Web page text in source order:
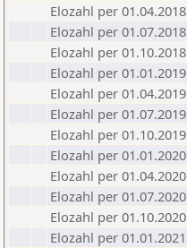
Elozahl per 01.04.2018
Elozahl per 01.07.2018
Elozahl per 01.10.2018
Elozahl per 01.01.2019
Elozahl per 01.04.2019
Elozahl per 01.07.2019
Elozahl per 01.10.2019
Elozahl per 01.01.2020
Elozahl per 01.04.2020
Elozahl per 01.07.2020
Elozahl per 01.10.2020
Elozahl per 01.01.2021